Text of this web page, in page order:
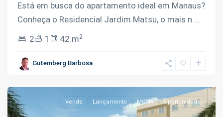
Está em busca do apartamento ideal em Manaus?
Conheça o Residencial Jardim Matsu, o mais n ...
2
1 42 m2
Gutemberg Barbosa
Planalto,
Venda Lançamento MCMV Oportunidade